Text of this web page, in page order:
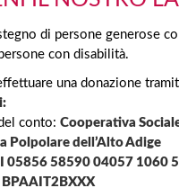
di persone generose
con disabilità.
una donazione
conto: Cooperativa
Polpolare dell’Alto Adige
I 05856 58590 04057 1060
BPAAIT2BXXX